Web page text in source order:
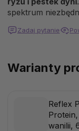
spektrum
Zadaj pytanie
Warianty
Reflex
wanilii,